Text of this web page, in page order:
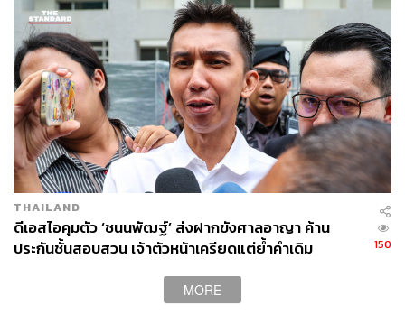
จะก่อเหตุอันตรายประการอื่น เมื่อผู้ต้องหาไม่ได้รับการปล่อย
ชั่วคราว และมีเหตุจำเป็นที่จะสอบสวน พนักงานสอบสวน
ชอบที่จะยื่นคำร้องต่อศาลขอให้ออกหมายขังได้ เมื่อพนักงาน
สอบสวนยังดำเนินการสอบสวนไม่แล้วเสร็จ กรณีมีเหตุจำเป็น
เพื่อทำการสอบสวนต่อไป จึงอนุญาตให้ฝากขังผู้ต้องหาได้
ตามขอ
ศาลแจ้งสิทธิในการขอปล่อยชั่วคราว ผู้ต้องหาลำดับที่ 1-9
ยื่นคำร้องขอปล่อยชั่วคราวต่อศาล
เวลา 21.40 น. ศาลอ่านคำสั่งคำร้องขอปล่อยชั่วคราวของผู้
พฤติการณ์แห่งคดีแล้ว เห็นว่าตามข้อกล่าวหาผู้ต้องหาได้
กระทำการโดยไม่เกรงกลัวต่อกฎหมายบ้านเมือง ทั้งไม่คำนึง
THAILAND
​ดีเอสไอคุมตัว ‘ชนนพัฒฐ์’ ส่งฝากขังศาลอาญา ค้าน
ประกันชั้นสอบสวน เจ้าตัวหน้าเครียดแต่ย้ำคำเดิม
150
MORE